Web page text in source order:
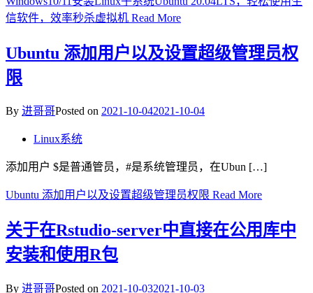
信软件，效率秒杀虚拟机 Read More
Ubuntu 添加用户以及设置超级管理员权
限
By 进哥哥Posted on 2021-10-042021-10-04
Linux系统
添加用户 $是普通管员，#是系统管理员，在Ubun […]
Ubuntu 添加用户以及设置超级管理员权限 Read More
关于在Rstudio-server中直接在公用库中
安装和使用R包
By 进哥哥Posted on 2021-10-032021-10-03